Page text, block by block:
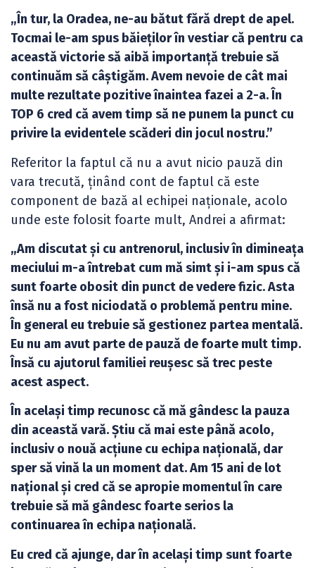
„În tur, la Oradea, ne-au bătut fără drept de apel.
Tocmai le-am spus băieților în vestiar că pentru ca
această victorie să aibă importanță trebuie să
continuăm să câștigăm. Avem nevoie de cât mai
multe rezultate pozitive înaintea fazei a 2-a. În
TOP 6 cred că avem timp să ne punem la punct cu
privire la evidentele scăderi din jocul nostru.”
Referitor la faptul că nu a avut nicio pauză din
vara trecută, ținând cont de faptul că este
component de bază al echipei naționale, acolo
unde este folosit foarte mult, Andrei a afirmat:
„Am discutat și cu antrenorul, inclusiv în dimineața
meciului m-a întrebat cum mă simt și i-am spus că
sunt foarte obosit din punct de vedere fizic. Asta
însă nu a fost niciodată o problemă pentru mine.
În general eu trebuie să gestionez partea mentală.
Eu nu am avut parte de pauză de foarte mult timp.
Însă cu ajutorul familiei reușesc să trec peste
acest aspect.
În același timp recunosc că mă gândesc la pauza
din această vară. Știu că mai este până acolo,
inclusiv o nouă acțiune cu echipa națională, dar
sper să vină la un moment dat. Am 15 ani de lot
național și cred că se apropie momentul în care
trebuie să mă gândesc foarte serios la
continuarea în echipa națională.
Eu cred că ajunge, dar în același timp sunt foarte